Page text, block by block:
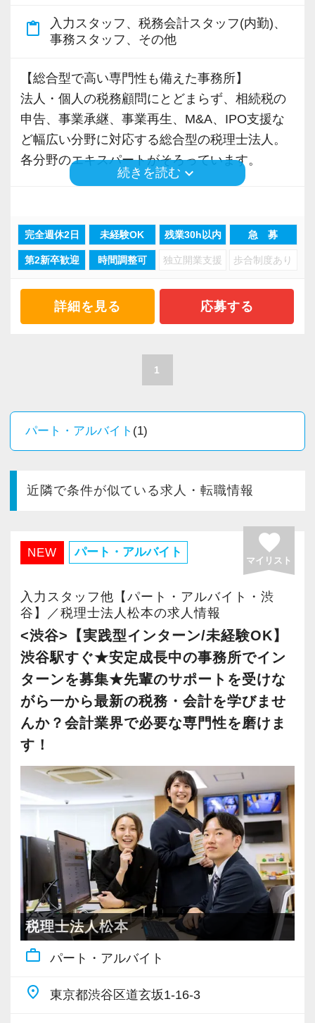
content_paste
入力スタッフ、税務会計スタッフ(内勤)、
事務スタッフ、その他
【総合型で高い専門性も備えた事務所】
法人・個人の税務顧問にとどまらず、相続税の
申告、事業承継、事業再生、M&A、IPO支援な
ど幅広い分野に対応する総合型の税理士法人。
各分野のエキスパートがそろっています。
(1)共に働く仲間と助け合いながら和気あいあい
と働けます
当法人ではパート・アルバイトとして働いてい
職場内には子育て経験者や資格勉強中の学生な
ど、近い立場のスタッフが多いため仕事で困っ
そのような雰囲気の中で自分らしく楽しく働い
(2)プライベートと仕事を両立しながら働けます
お子様の病気はもちろん、急な用事やお休みな
例えば…
★週3、4日勤務からOK！
★しっかり稼ぎたいなら週5のフルタイム！
★週5日勤務、でも子どものお迎えがあるから15
時までの時短勤務
など、事情に合わせた働き方ができます。
曜日など個人に合わせたシフトも相談に応じて
いますので、ご希望の働き方を一度確認させて
ください。
長く安心して働くことができる環境を整えてい
ます。
(3)準社員・正社員へのステップアップも可能！
スキルや本人のご希望により、パート・アルバ
イトから社員へのステップアップも可能です。
例えば「将来子育てが落ち着いて、手が離れる
ようになったら本格的に働きたい」というよう
なプランをお考えの場合、当法人なら職場を変
えることなくキャリアをスタートさせることが
続きを読む keyboard_arrow_down
完全週休2日 未経験OK 残業30h以内 急 募
第2新卒歓迎 時間調整可 独立開業支援 歩合制度あり
詳細を見る 応募する
1
パート・アルバイト (1)
近隣で条件が似ている求人・転職情報
NEW パート・アルバイト favorite
マイリスト
入力スタッフ他【パート・アルバイト・渋
谷】／税理士法人松本の求人情報
<渋谷>【実践型インターン/未経験OK】
渋谷駅すぐ★安定成長中の事務所でイン
ターンを募集★先輩のサポートを受けな
がら一から最新の税務・会計を学びませ
んか？会計業界で必要な専門性を磨けま
す！
税理士法人松本
work_outline パート・アルバイト
place 東京都渋谷区道玄坂1-16-3